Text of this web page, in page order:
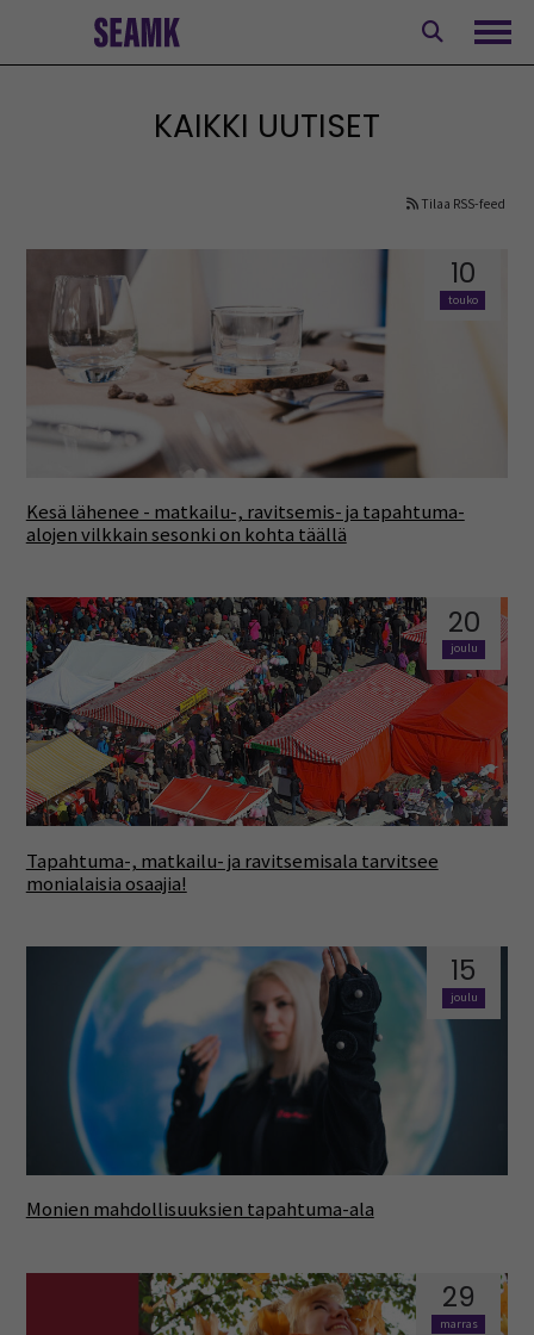
KAIKKI UUTISET
Tilaa RSS-feed
10
touko
Kesä lähenee - matkailu-, ravitsemis- ja tapahtuma-
alojen vilkkain sesonki on kohta täällä
20
joulu
Tapahtuma-, matkailu- ja ravitsemisala tarvitsee
monialaisia osaajia!
15
joulu
Monien mahdollisuuksien tapahtuma-ala
29
marras